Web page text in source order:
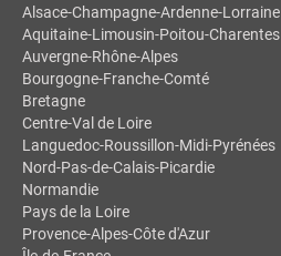
Alsace-Champagne-Ardenne-Lorraine
Aquitaine-Limousin-Poitou-Charentes
Auvergne-Rhône-Alpes
Bourgogne-Franche-Comté
Bretagne
Centre-Val de Loire
Languedoc-Roussillon-Midi-Pyrénées
Nord-Pas-de-Calais-Picardie
Normandie
Pays de la Loire
Provence-Alpes-Côte d'Azur